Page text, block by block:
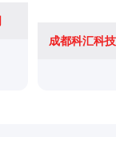
成都科汇科